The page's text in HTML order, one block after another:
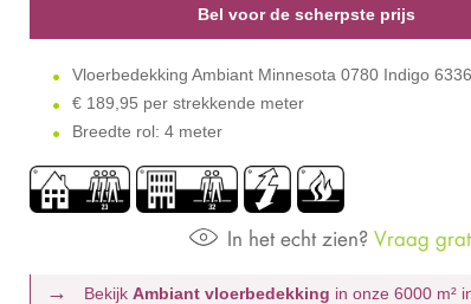
Bel voor de scherpste prijs
Vloerbedekking Ambiant Minnesota 0780 Indigo
€ 189,95 per strekkende meter
Breedte rol: 4 meter
In het echt zien? Vraag
BekijkAmbiant vloerbedekking in onze 6000 m²